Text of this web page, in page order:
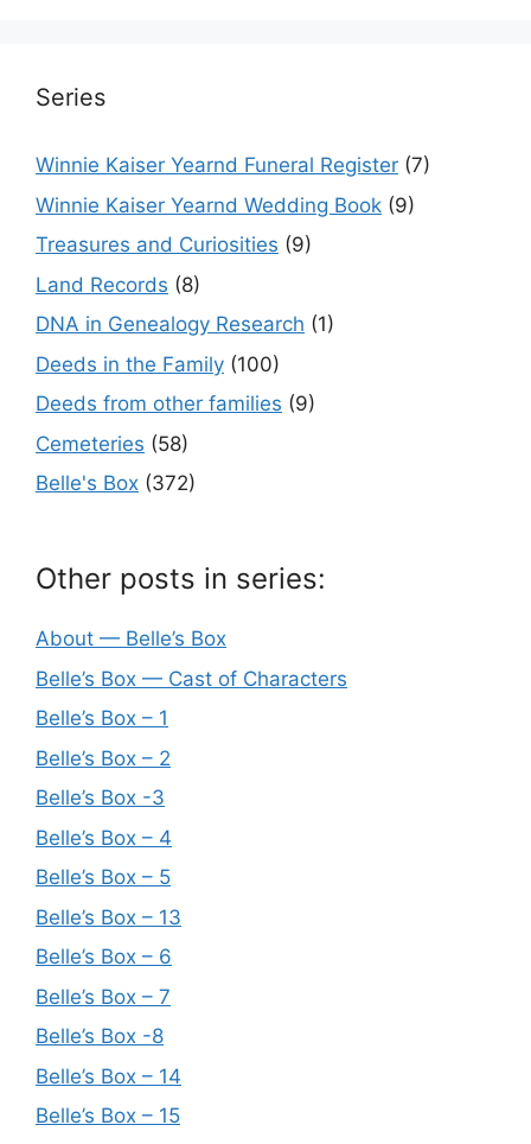
Series
Winnie Kaiser Yearnd Funeral Register (7)
Winnie Kaiser Yearnd Wedding Book (9)
Treasures and Curiosities (9)
Land Records (8)
DNA in Genealogy Research (1)
Deeds in the Family (100)
Deeds from other families (9)
Cemeteries (58)
Belle's Box (372)
Other posts in series:
About — Belle’s Box
Belle’s Box — Cast of Characters
Belle’s Box – 1
Belle’s Box – 2
Belle’s Box -3
Belle’s Box – 4
Belle’s Box – 5
Belle’s Box – 13
Belle’s Box – 6
Belle’s Box – 7
Belle’s Box -8
Belle’s Box – 14
Belle’s Box – 15